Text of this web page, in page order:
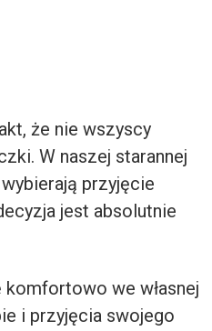
że nie wszyscy
W naszej starannej
przyjęcie
jest absolutnie
we własnej
i przyjęcia swojego